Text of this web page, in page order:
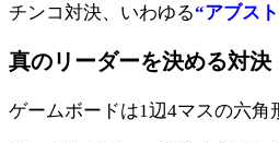
チンコ対決、いわゆる“アブス
真のリーダーを決める対
ゲームボードは1辺4マスの六角